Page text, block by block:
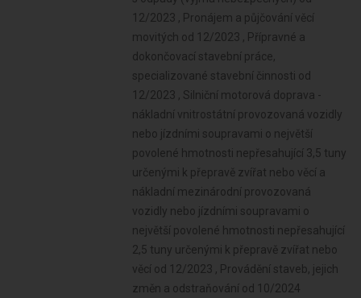
12/2023 , Pronájem a půjčování věcí
movitých od 12/2023 , Přípravné a
dokončovací stavební práce,
specializované stavební činnosti od
12/2023 , Silniční motorová doprava -
nákladní vnitrostátní provozovaná vozidly
nebo jízdními soupravami o největší
povolené hmotnosti nepřesahující 3,5 tuny
určenými k přepravě zvířat nebo věcí a
nákladní mezinárodní provozovaná
vozidly nebo jízdními soupravami o
největší povolené hmotnosti nepřesahující
2,5 tuny určenými k přepravě zvířat nebo
věcí od 12/2023 , Provádění staveb, jejich
změn a odstraňování od 10/2024